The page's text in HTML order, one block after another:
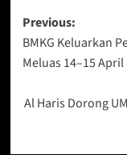
Post
Previous:
BMKG Keluarkan
Meluas 14–15 April
Al Haris Dorong